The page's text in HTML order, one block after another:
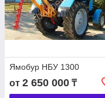
Ямобур НБУ 1300
от 2 650 000 ₸